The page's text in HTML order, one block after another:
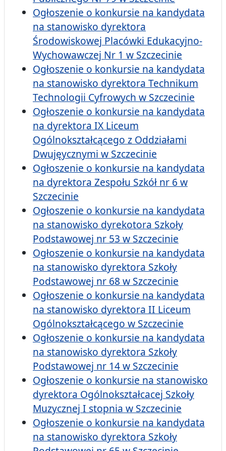
Ogłoszenie o konkursie na kandydata
na stanowisko dyrektora
Środowiskowej Placówki Edukacyjno-
Wychowawczej Nr 1 w Szczecinie
Ogłoszenie o konkursie na kandydata
na stanowisko dyrektora Technikum
Technologii Cyfrowych w Szczecinie
Ogłoszenie o konkursie na kandydata
na dyrektora IX Liceum
Ogólnokształcącego z Oddziałami
Dwujęycznymi w Szczecinie
Ogłoszenie o konkursie na kandydata
na dyrektora Zespołu Szkół nr 6 w
Szczecinie
Ogłoszenie o konkursie na kandydata
na stanowisko dyrekotora Szkoły
Podstawowej nr 53 w Szczecinie
Ogłoszenie o konkursie na kandydata
na stanowisko dyrektora Szkoły
Podstawowej nr 68 w Szczecinie
Ogłoszenie o konkursie na kandydata
na stanowisko dyrektora II Liceum
Ogólnokształcącego w Szczecinie
Ogłoszenie o konkursie na kandydata
na stanowisko dyrektora Szkoły
Podstawowej nr 14 w Szczecinie
Ogłoszenie o konkursie na stanowisko
dyrektora Ogólnokształcacej Szkoły
Muzycznej I stopnia w Szczecinie
Ogłoszenie o konkursie na kandydata
na stanowisko dyrektora Szkoły